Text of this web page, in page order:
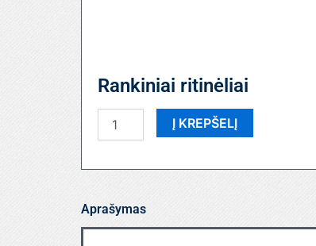
Rankiniai ritinėliai
kiekis:
Į KREPŠELĮ
Aprašymas